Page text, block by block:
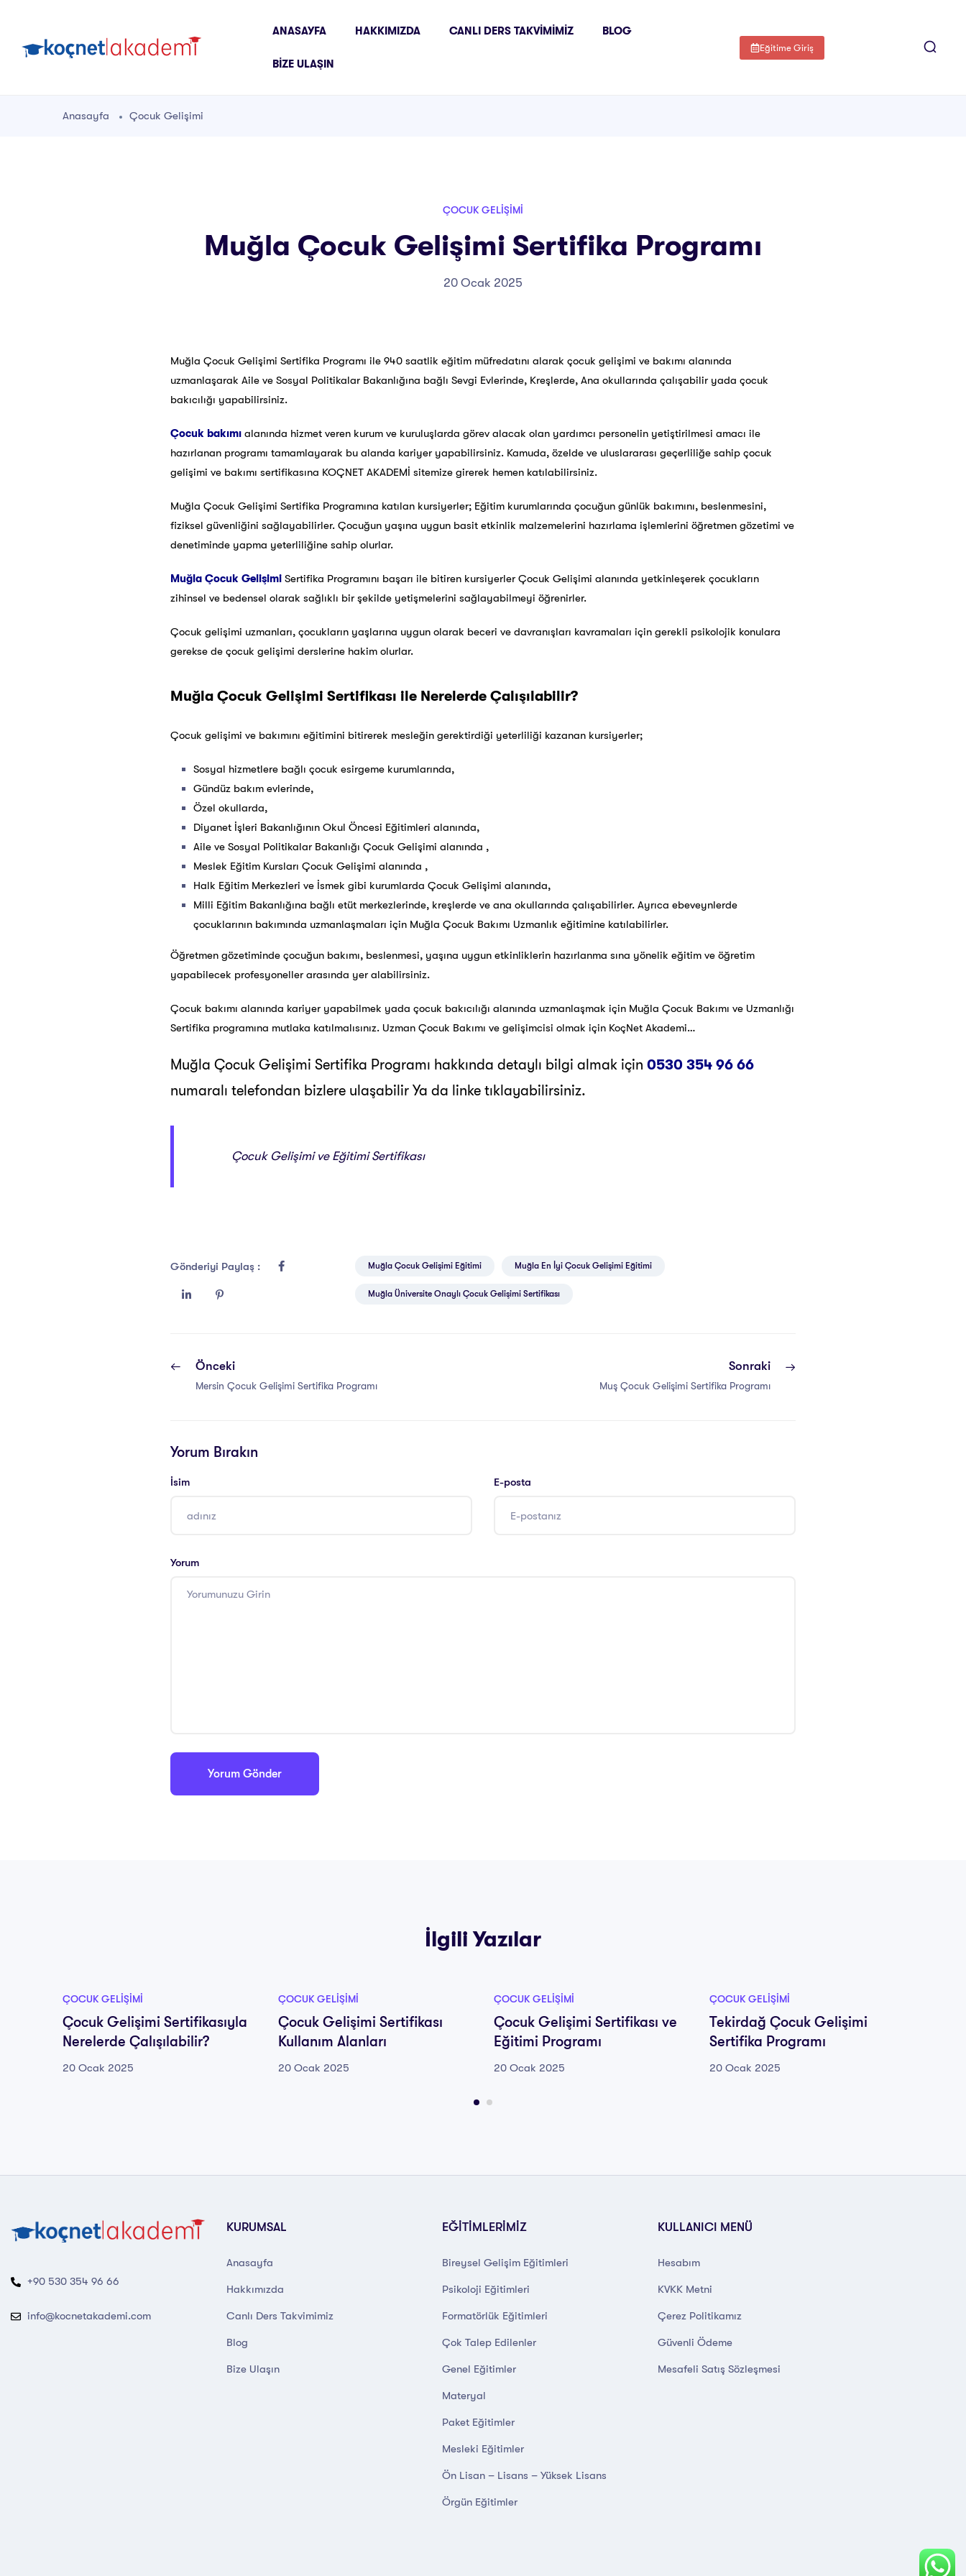
ANASAYFA HAKKIMIZDA CANLI DERS TAKVIMIMIZ BLOG
BIZE ULAŞIN
Eğitime Giriş
Anasayfa Çocuk Gelişimi
ÇOCUK GELIŞIMI
Muğla Çocuk Gelişimi Sertifika Programı
20 Ocak 2025
Muğla Çocuk Gelişimi Sertifika Programı ile 940 saatlik eğitim müfredatını alarak çocuk gelişimi ve bakımı alanında
uzmanlaşarak Aile ve Sosyal Politikalar Bakanlığına bağlı Sevgi Evlerinde, Kreşlerde, Ana okullarında çalışabilir yada çocuk
bakıcılığı yapabilirsiniz.
Çocuk bakımı alanında hizmet veren kurum ve kuruluşlarda görev alacak olan yardımcı personelin yetiştirilmesi amacı ile
hazırlanan programı tamamlayarak bu alanda kariyer yapabilirsiniz. Kamuda, özelde ve uluslararası geçerliliğe sahip çocuk
gelişimi ve bakımı sertifikasına KOÇNET AKADEMİ sitemize girerek hemen katılabilirsiniz.
Muğla Çocuk Gelişimi Sertifika Programına katılan kursiyerler; Eğitim kurumlarında çocuğun günlük bakımını, beslenmesini,
fiziksel güvenliğini sağlayabilirler. Çocuğun yaşına uygun basit etkinlik malzemelerini hazırlama işlemlerini öğretmen gözetimi ve
denetiminde yapma yeterliliğine sahip olurlar.
Muğla Çocuk Gelişimi Sertifika Programını başarı ile bitiren kursiyerler Çocuk Gelişimi alanında yetkinleşerek çocukların
zihinsel ve bedensel olarak sağlıklı bir şekilde yetişmelerini sağlayabilmeyi öğrenirler.
Çocuk gelişimi uzmanları, çocukların yaşlarına uygun olarak beceri ve davranışları kavramaları için gerekli psikolojik konulara
gerekse de çocuk gelişimi derslerine hakim olurlar.
Muğla Çocuk Gelişimi Sertifikası ile Nerelerde Çalışılabilir?
Çocuk gelişimi ve bakımını eğitimini bitirerek mesleğin gerektirdiği yeterliliği kazanan kursiyerler;
Sosyal hizmetlere bağlı çocuk esirgeme kurumlarında,
Gündüz bakım evlerinde,
Özel okullarda,
Diyanet İşleri Bakanlığının Okul Öncesi Eğitimleri alanında,
Aile ve Sosyal Politikalar Bakanlığı Çocuk Gelişimi alanında ,
Meslek Eğitim Kursları Çocuk Gelişimi alanında ,
Halk Eğitim Merkezleri ve İsmek gibi kurumlarda Çocuk Gelişimi alanında,
Milli Eğitim Bakanlığına bağlı etüt merkezlerinde, kreşlerde ve ana okullarında çalışabilirler. Ayrıca ebeveynlerde
çocuklarının bakımında uzmanlaşmaları için Muğla Çocuk Bakımı Uzmanlık eğitimine katılabilirler.
Öğretmen gözetiminde çocuğun bakımı, beslenmesi, yaşına uygun etkinliklerin hazırlanma sına yönelik eğitim ve öğretim
yapabilecek profesyoneller arasında yer alabilirsiniz.
Çocuk bakımı alanında kariyer yapabilmek yada çocuk bakıcılığı alanında uzmanlaşmak için Muğla Çocuk Bakımı ve Uzmanlığı
Sertifika programına mutlaka katılmalısınız. Uzman Çocuk Bakımı ve gelişimcisi olmak için KoçNet Akademi…
Muğla Çocuk Gelişimi Sertifika Programı hakkında detaylı bilgi almak için 0530 354 96 66
numaralı telefondan bizlere ulaşabilir Ya da linke tıklayabilirsiniz.
Çocuk Gelişimi ve Eğitimi Sertifikası
Gönderiyi Paylaş : Muğla Çocuk Gelişimi Eğitimi Muğla En İyi Çocuk Gelişimi Eğitimi
Muğla Üniversite Onaylı Çocuk Gelişimi Sertifikası
Önceki
Mersin Çocuk Gelişimi Sertifika Programı
Sonraki
Muş Çocuk Gelişimi Sertifika Programı
Yorum Bırakın
İsim E-posta
Yorum
İlgili Yazılar
ÇOCUK GELIŞIMI
Çocuk Gelişimi Sertifikasıyla
Nerelerde Çalışılabilir?
20 Ocak 2025
ÇOCUK GELIŞIMI
Çocuk Gelişimi Sertifikası
Kullanım Alanları
20 Ocak 2025
ÇOCUK GELIŞIMI
Çocuk Gelişimi Sertifikası ve
Eğitimi Programı
20 Ocak 2025
ÇOCUK GELIŞIMI
Tekirdağ Çocuk Gelişimi
Sertifika Programı
20 Ocak 2025
+90 530 354 96 66
info@kocnetakademi.com
KURUMSAL
Anasayfa
Hakkımızda
Canlı Ders Takvimimiz
Blog
Bize Ulaşın
EĞİTİMLERİMİZ
Bireysel Gelişim Eğitimleri
Psikoloji Eğitimleri
Formatörlük Eğitimleri
Çok Talep Edilenler
Genel Eğitimler
Materyal
Paket Eğitimler
Mesleki Eğitimler
Ön Lisan – Lisans – Yüksek Lisans
Örgün Eğitimler
KULLANICI MENÜ
Hesabım
KVKK Metni
Çerez Politikamız
Güvenli Ödeme
Mesafeli Satış Sözleşmesi